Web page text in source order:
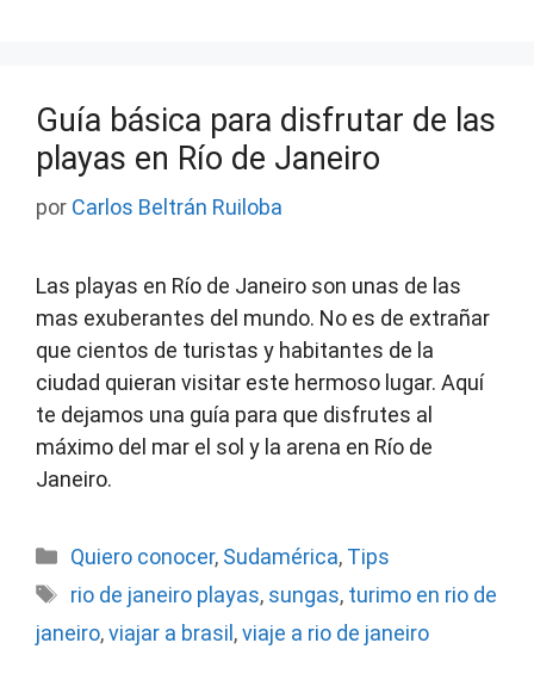
Guía básica para disfrutar de las
playas en Río de Janeiro
por Carlos Beltrán Ruiloba
Las playas en Río de Janeiro son unas de las
mas exuberantes del mundo. No es de extrañar
que cientos de turistas y habitantes de la
ciudad quieran visitar este hermoso lugar. Aquí
te dejamos una guía para que disfrutes al
máximo del mar el sol y la arena en Río de
Janeiro.
Categorías
Quiero conocer, Sudamérica, Tips
Etiquetas
rio de janeiro playas, sungas, turimo en rio de
janeiro,viajar a brasil ,viaje a rio de janeiro